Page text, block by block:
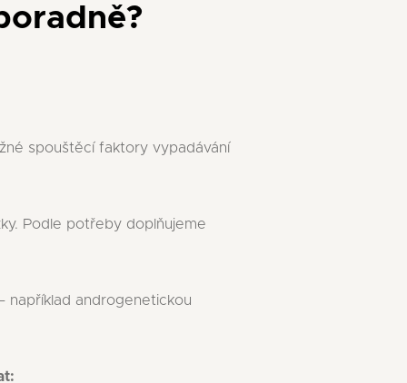
?
spouštěcí faktory vypadávání
Podle potřeby doplňujeme
například androgenetickou